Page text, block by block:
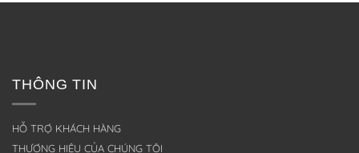
THÔNG TIN
HỖ TRỢ KHÁCH HÀNG
THƯƠNG HIỆU CỦA CHÚNG TÔI